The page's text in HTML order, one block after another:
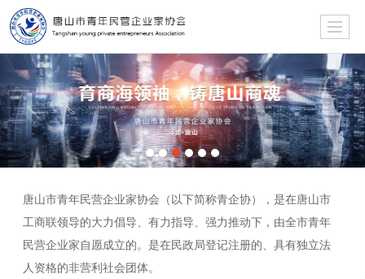
唐山市青年民营企业家协会（以下简称青企协），是在唐山市
工商联领导的大力倡导、有力指导、强力推动下，由全市青年
民营企业家自愿成立的。是在民政局登记注册的、具有独立法
人资格的非营利社会团体。